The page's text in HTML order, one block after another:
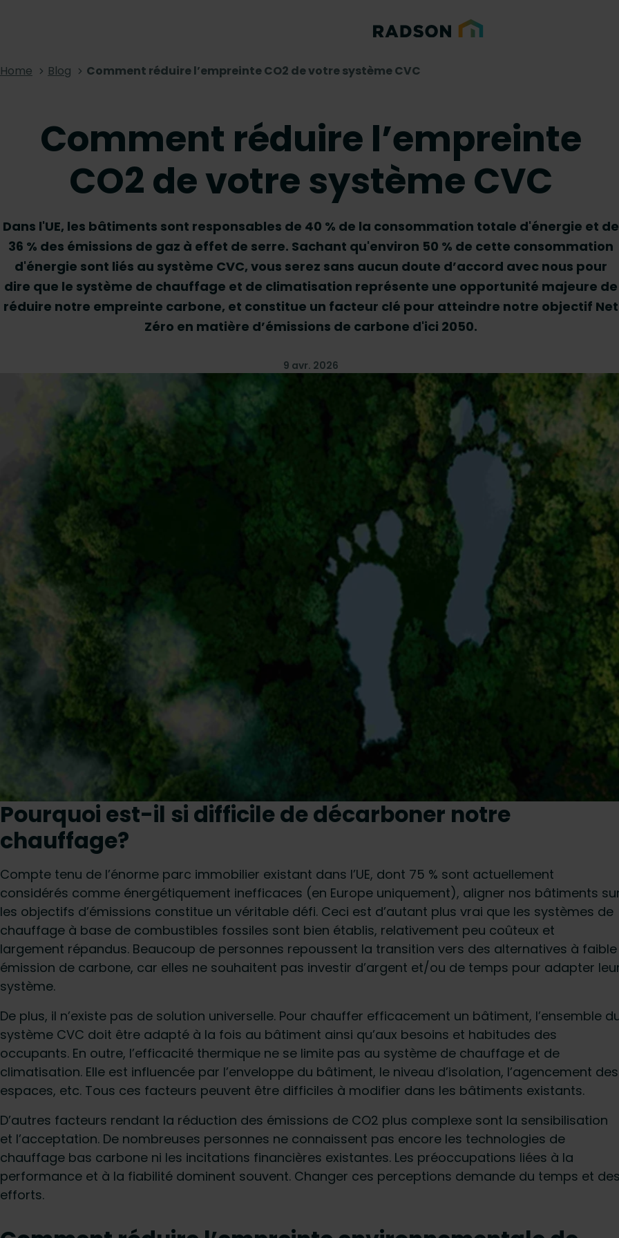
Home Blog Comment réduire l’empreinte CO2 de votre système CVC
Comment réduire l’empreinte
CO2 de votre système CVC
Dans l'UE, les bâtiments sont responsables de 40 % de la consommation totale d'énergie et de
36 % des émissions de gaz à effet de serre. Sachant qu'environ 50 % de cette consommation
d'énergie sont liés au système CVC, vous serez sans aucun doute d’accord avec nous pour
dire que le système de chauffage et de climatisation représente une opportunité majeure de
réduire notre empreinte carbone, et constitue un facteur clé pour atteindre notre objectif Net
Zéro en matière d’émissions de carbone d'ici 2050.
9 avr. 2026
Pourquoi est-il si difficile de décarboner notre
chauffage?
Compte tenu de l’énorme parc immobilier existant dans l’UE, dont 75 % sont actuellement
considérés comme énergétiquement inefficaces (en Europe uniquement), aligner nos bâtiments
les objectifs d’émissions constitue un véritable défi. Ceci est d’autant plus vrai que les systèmes de
chauffage à base de combustibles fossiles sont bien établis, relativement peu coûteux et
largement répandus. Beaucoup de personnes repoussent la transition vers des alternatives à faible
émission de carbone, car elles ne souhaitent pas investir d’argent et/ou de temps pour adapter
système.
De plus, il n’existe pas de solution universelle. Pour chauffer efficacement un bâtiment, l’ensemble
système CVC doit être adapté à la fois au bâtiment ainsi qu’aux besoins et habitudes des
occupants. En outre, l’efficacité thermique ne se limite pas au système de chauffage et de
climatisation. Elle est influencée par l’enveloppe du bâtiment, le niveau d’isolation, l’agencement des
espaces, etc. Tous ces facteurs peuvent être difficiles à modifier dans les bâtiments existants.
D’autres facteurs rendant la réduction des émissions de CO2 plus complexe sont la sensibilisation
et l’acceptation. De nombreuses personnes ne connaissent pas encore les technologies de
chauffage bas carbone ni les incitations financières existantes. Les préoccupations liées à la
performance et à la fiabilité dominent souvent. Changer ces perceptions demande du temps et
efforts.